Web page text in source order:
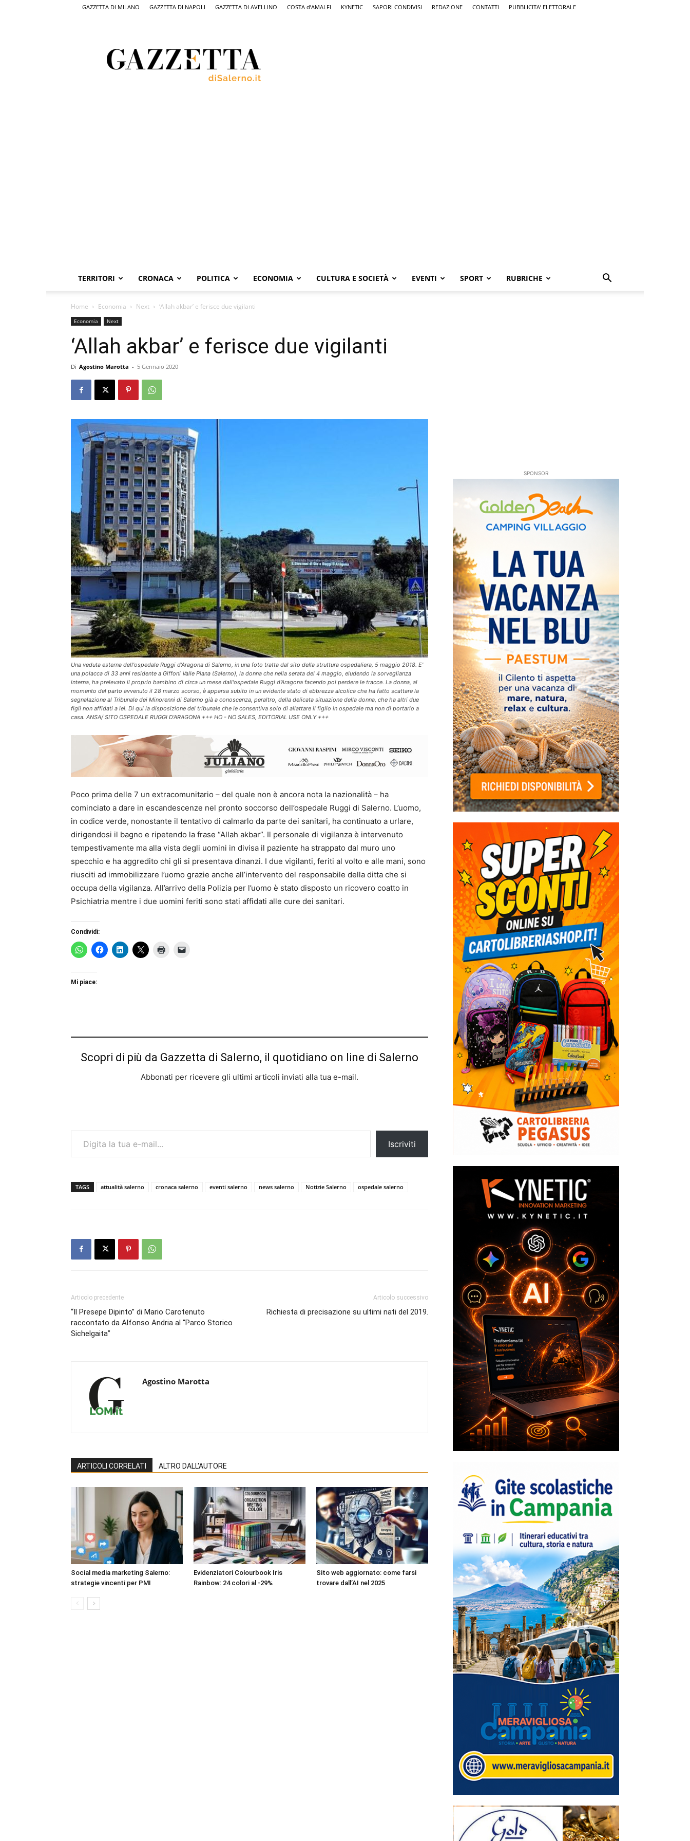
GAZZETTA DI MILANO GAZZETTA DI NAPOLI GAZZETTA DI AVELLINO COSTA d’AMALFI KYNETIC SAPORI CONDIVISI REDAZIONE CONTATTI PUBBLICITA’ ELETTORALE
Salerno,
il
quotidiano
TERRITORI CRONACA POLITICA ECONOMIA CULTURA E SOCIETÀ EVENTI SPORT RUBRICHE
Home Economia Next ‘Allah akbar’ e ferisce due vigilanti
Economia Next
‘Allah akbar’ e ferisce due vigilanti
Di Agostino Marotta - 5 Gennaio 2020
Una veduta esterna dell'ospedale Ruggi d'Aragona di Salerno, in una foto tratta dal sito della struttura ospedaliera, 5 maggio 2018. E'
una polacca di 33 anni residente a Giffoni Valle Piana (Salerno), la donna che nella serata del 4 maggio, eludendo la sorveglianza
interna, ha prelevato il proprio bambino di circa un mese dall'ospedale Ruggi d'Aragona facendo poi perdere le tracce. La donna, al
momento del parto avvenuto il 28 marzo scorso, è apparsa subito in un evidente stato di ebbrezza alcolica che ha fatto scattare la
segnalazione al Tribunale dei Minorenni di Salerno già a conoscenza, peraltro, della delicata situazione della donna, che ha altri due
figli non affidati a lei. Di qui la disposizione del tribunale che le consentiva solo di allattare il figlio in ospedale ma non di portarlo a
casa. ANSA/ SITO OSPEDALE RUGGI D'ARAGONA +++ HO - NO SALES, EDITORIAL USE ONLY +++
Poco prima delle 7 un extracomunitario – del quale non è ancora nota la nazionalità – ha
cominciato a dare in escandescenze nel pronto soccorso dell’ospedale Ruggi di Salerno. L’uomo,
in codice verde, nonostante il tentativo di calmarlo da parte dei sanitari, ha continuato a urlare,
dirigendosi il bagno e ripetendo la frase “Allah akbar”. Il personale di vigilanza è intervenuto
tempestivamente ma alla vista degli uomini in divisa il paziente ha strappato dal muro uno
specchio e ha aggredito chi gli si presentava dinanzi. I due vigilanti, feriti al volto e alle mani, sono
riusciti ad immobilizzare l’uomo grazie anche all’intervento del responsabile della ditta che si
occupa della vigilanza. All’arrivo della Polizia per l’uomo è stato disposto un ricovero coatto in
Psichiatria mentre i due uomini feriti sono stati affidati alle cure dei sanitari.
Condividi:
Mi piace:
Scopri di più da Gazzetta di Salerno, il quotidiano on line di Salerno
Abbonati per ricevere gli ultimi articoli inviati alla tua e-mail.
Digita la tua e-mail...
Iscriviti
TAGS attualità salerno cronaca salerno eventi salerno news salerno Notizie Salerno ospedale salerno
Articolo precedente
“Il Presepe Dipinto” di Mario Carotenuto
raccontato da Alfonso Andria al “Parco Storico
Sichelgaita”
Articolo successivo
Richiesta di precisazione su ultimi nati del 2019.
Agostino Marotta
ARTICOLI CORRELATI ALTRO DALL'AUTORE
Social media marketing Salerno:
strategie vincenti per PMI
Evidenziatori Colourbook Iris
Rainbow: 24 colori al -29%
Sito web aggiornato: come farsi
trovare dall’AI nel 2025
SPONSOR